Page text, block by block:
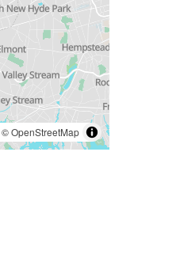
©OpenStreetMap